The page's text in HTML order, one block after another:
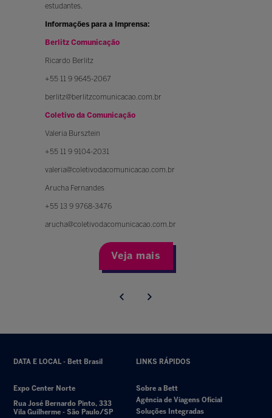
estudantes.
Informações para a Imprensa:
Berlitz Comunicação
Ricardo Berlitz
+55 11 9 9645-2067
berlitz@berlitzcomunicacao.com.br
Coletivo da Comunicação
Valeria Bursztein
+55 11 9 9104-2031
valeria@coletivodacomunicacao.com.br
Arucha Fernandes
+55 13 9 9768-3476
arucha@coletivodacomunicacao.com.br
Veja mais
DATA E LOCAL - Bett Brasil
Expo Center Norte
Rua José Bernardo Pinto, 333
Vila Guilherme - São Paulo/SP
LINKS RÁPIDOS
Sobre a Bett
Agência de Viagens Oficial
Soluções Integradas